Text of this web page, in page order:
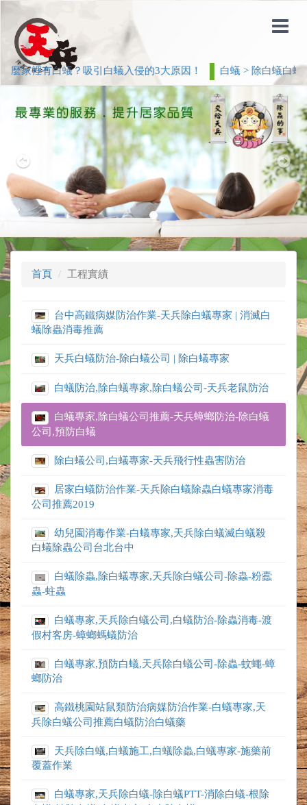
家裡有白蟻？吸引白蟻入侵的3大原因！ 白蟻 > 除白蟻白蟻防
Previous
首頁 工程實績
台中高鐵病媒防治作業-天兵除白蟻專家 | 消滅白
蟻除蟲消毒推薦
天兵白蟻防治-除白蟻公司 | 除白蟻專家
白蟻防治,除白蟻專家,除白蟻公司-天兵老鼠防治
白蟻專家,除白蟻公司推薦-天兵蟑螂防治-除白蟻
公司,預防白蟻
除白蟻公司,白蟻專家-天兵飛行性蟲害防治
居家白蟻防治作業-天兵除白蟻除蟲白蟻專家消毒
公司推薦2019
幼兒園消毒作業-白蟻專家,天兵除白蟻滅白蟻殺
白蟻除蟲公司台北台中
白蟻除蟲,除白蟻專家,天兵除白蟻公司-除蟲-粉蠹
蟲-蛀蟲
白蟻專家,天兵除白蟻公司,白蟻防治-除蟲消毒-渡
假村客房-蟑螂螞蟻防治
白蟻專家,預防白蟻,天兵除白蟻公司-除蟲-蚊蠅-蟑
螂防治
高鐵桃園站鼠類防治病媒防治作業-白蟻專家,天
兵除白蟻公司推薦白蟻防治白蟻藥
天兵除白蟻,白蟻施工,白蟻除蟲,白蟻專家-施藥前
覆蓋作業
白蟻專家,天兵除白蟻-除白蟻PTT-消除白蟻-根除